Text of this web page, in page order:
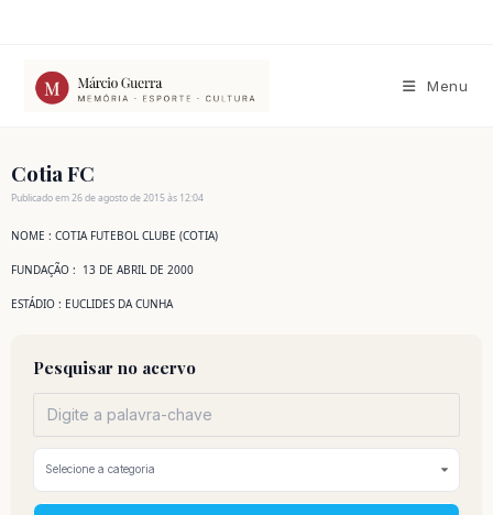
conteúdo
Menu
Cotia FC
Publicado em 26 de agosto de 2015 às 12:04
NOME : COTIA FUTEBOL CLUBE (COTIA)
FUNDAÇÃO : 13 DE ABRIL DE 2000
ESTÁDIO : EUCLIDES DA CUNHA
Pesquisar no acervo